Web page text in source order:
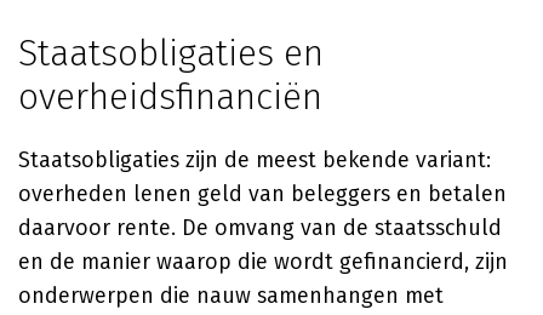
Staatsobligaties en
overheidsfinanciën
Staatsobligaties zijn de meest bekende variant:
overheden lenen geld van beleggers en betalen
daarvoor rente. De omvang van de staatsschuld
en de manier waarop die wordt gefinancierd, zijn
onderwerpen die nauw samenhangen met